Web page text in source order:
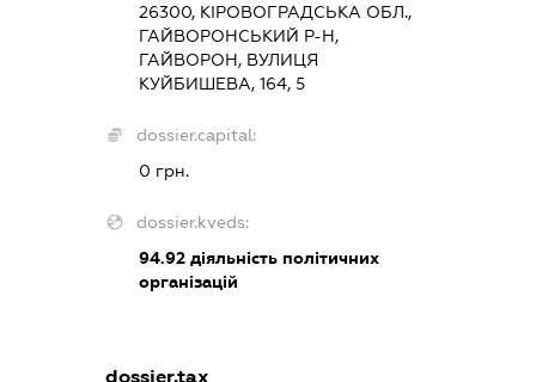
26300, КІРОВОГРАДСЬКА ОБЛ.,
ГАЙВОРОНСЬКИЙ Р-Н,
ГАЙВОРОН, ВУЛИЦЯ
КУЙБИШЕВА, 164, 5
dossier.capital:
0 грн.
dossier.kveds:
94.92діяльність політичних
організацій
dossier.tax